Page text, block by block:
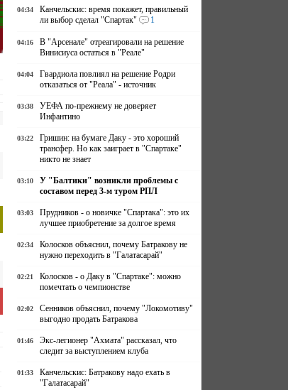
04:34
Канчельскис: время покажет, правильный
ли выбор сделал "Спартак"
1
04:16
В "Арсенале" отреагировали на решение
Винисиуса остаться в "Реале"
04:04
Гвардиола повлиял на решение Родри
отказаться от "Реала" - источник
03:38
УЕФА по-прежнему не доверяет
Инфантино
03:22
Гришин: на бумаге Даку - это хороший
трансфер. Но как заиграет в "Спартаке"
никто не знает
03:10
У "Балтики" возникли проблемы с
составом перед 3-м туром РПЛ
03:03
Прудников - о новичке "Спартака": это их
лучшее приобретение за долгое время
02:34
Колосков объяснил, почему Батракову не
нужно переходить в "Галатасарай"
02:21
Колосков - о Даку в "Спартаке": можно
помечтать о чемпионстве
02:02
Сенников объяснил, почему "Локомотиву"
выгодно продать Батракова
01:46
Экс-легионер "Ахмата" рассказал, что
следит за выступлением клуба
01:33
Канчельскис: Батракову надо ехать в
"Галатасарай"